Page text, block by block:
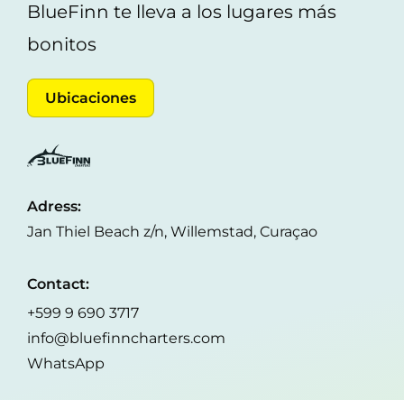
BlueFinn te lleva a los lugares más
bonitos
Ubicaciones
Adress:
Jan Thiel Beach z/n, Willemstad, Curaçao
Contact:
+599 9 690 3717
info@bluefinncharters.com
WhatsApp